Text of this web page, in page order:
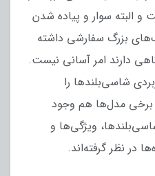
البته سوار و پیاده شدن
بزرگ سفارشی داشته
دارند امر آسانی نیست.
شاسی‌بلندها را
برخی مدل‌ها هم وجود
ویژگی‌ها و
در نظر گرفته‌اند.